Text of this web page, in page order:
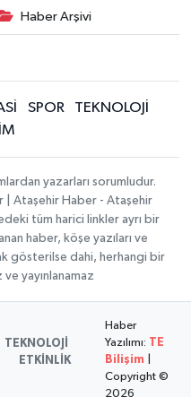
Haber Arşivi
SPOR
TEKNOLOJİ
yazarları sorumludur.
| Ataşehir Haber - Ataşehir
tüm harici linkler ayrı bir
haber, köşe yazıları ve
gösterilse dahi, herhangi bir
yayınlanamaz
TEKNOLOJİ
ETKİNLİK
Haber
Yazılımı: TE
Bilişim
Copyright ©
2026